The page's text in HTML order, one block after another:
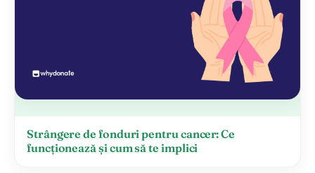
Strângere de fonduri pentru cancer: Ce
funcționează și cum să te implici